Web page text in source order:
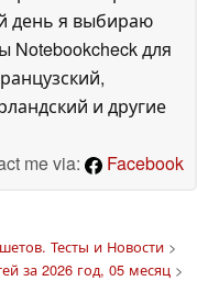
день я выбираю
Notebookcheck для
и другие
me via:
Facebook
Тесты и Новости>
за 2026 год, 05 месяц>